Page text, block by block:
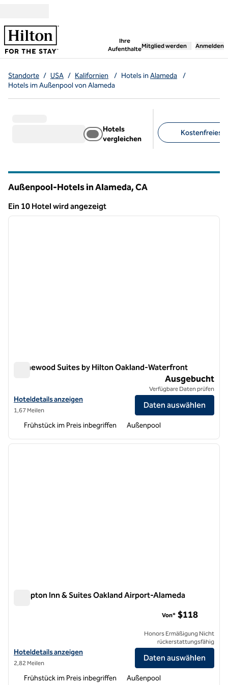
Ihre
Aufenthalte
,öffnet neue
Mitglied werden Anmelden
Standorte / USA / Kalifornien / Hotels inAlameda
/
Hotels im Außenpool von Alameda
Hotels
vergleichen
Kostenfreies
Außenpool-Hotels in Alameda,CA
Ein 10 Hotel wird angezeigt
Ein 10 Hotel wird angezeigt
1 von 12
Homewood Suites by Hilton Oakland-Waterfront
Homewood Suites by Hilton Oakland-Waterfront
Hoteldetails für Homewood Suites by Hilton Oakland-Waterfront
Hoteldetails anzeigen
1,67 Meilen
Ausgebucht
Verfügbare Daten prüfen
Daten auswählen
Frühstück im Preis inbegriffen Außenpool
1 von 12
Hampton Inn & Suites Oakland Airport-Alameda
Hoteldetails für Hampton Inn & Suites Oakland Airport-Alameda
Hoteldetails anzeigen
2,82 Meilen
Von* $118
Honors Ermäßigung Nicht
rückerstattungsfähig
Daten auswählen
Frühstück im Preis inbegriffen Außenpool